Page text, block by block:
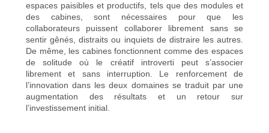
espaces paisibles et productifs, tels que des modules et
des cabines, sont nécessaires pour que les
collaborateurs puissent collaborer librement sans se
sentir gênés, distraits ou inquiets de distraire les autres.
De même, les cabines fonctionnent comme des espaces
de solitude où le créatif introverti peut s’associer
librement et sans interruption. Le renforcement de
l’innovation dans les deux domaines se traduit par une
augmentation des résultats et un retour sur
l’investissement initial.